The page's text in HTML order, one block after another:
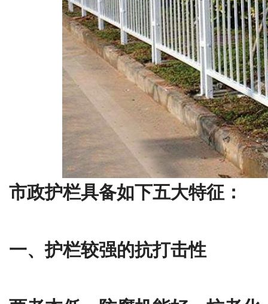
市政护栏具备如下五大特征：
一、护栏较强的抗打击性